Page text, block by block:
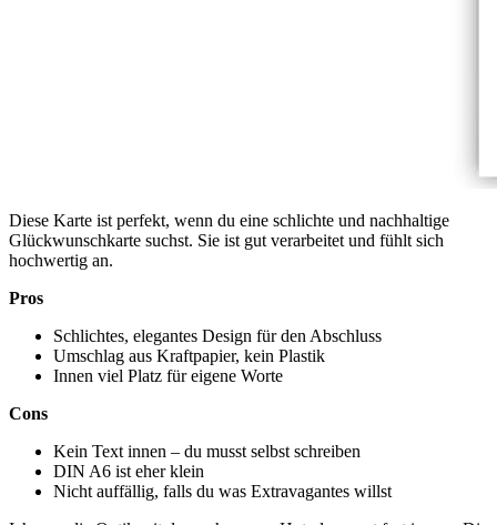
Diese Karte ist perfekt, wenn du eine schlichte und nachhaltige
Glückwunschkarte suchst. Sie ist gut verarbeitet und fühlt sich
hochwertig an.
Pros
Schlichtes, elegantes Design für den Abschluss
Umschlag aus Kraftpapier, kein Plastik
Innen viel Platz für eigene Worte
Cons
Kein Text innen – du musst selbst schreiben
DIN A6 ist eher klein
Nicht auffällig, falls du was Extravagantes willst